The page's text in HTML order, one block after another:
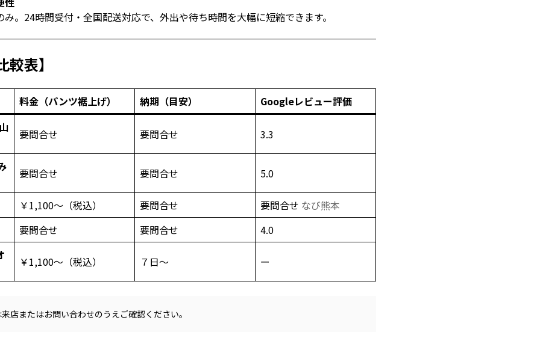
。24時間受付・全国配送対応で、外出や待ち時間を大幅に短縮できます。
表】
料金（パンツ裾上げ） 納期（目安）
Googleレビュー評価
要問合せ 要問合せ 3.3
要問合せ 要問合せ 5.0
￥1,100～（税込） 要問合せ 要問合せ なび熊本
要問合せ
要問合せ
4.0
￥1,100～（税込） ７日～ ー
店またはお問い合わせのうえご確認ください。